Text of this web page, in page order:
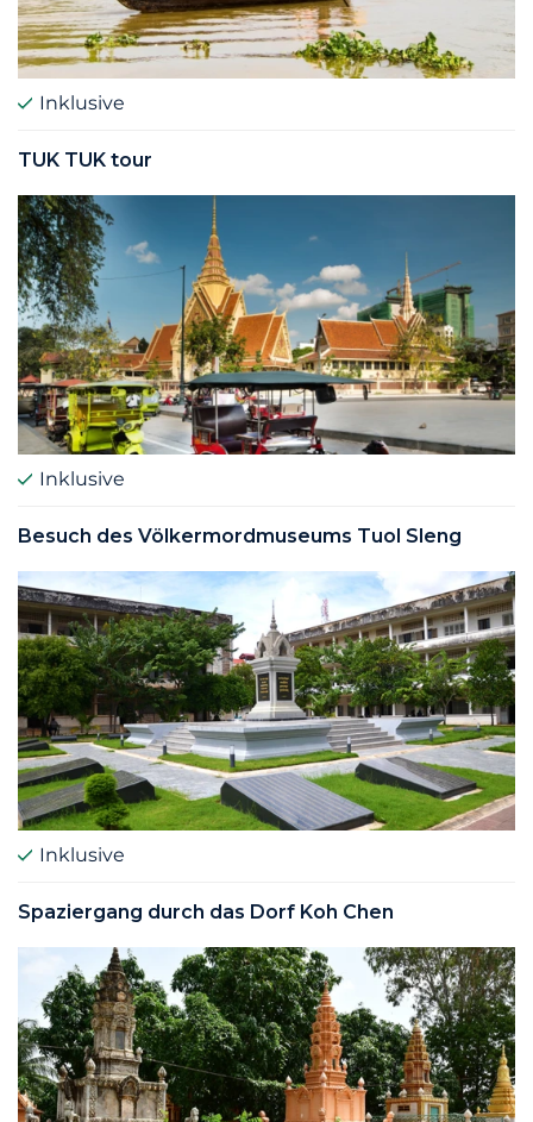
Inklusive
TUK TUK tour
Inklusive
Besuch des Völkermordmuseums Tuol Sleng
Inklusive
Spaziergang durch das Dorf Koh Chen